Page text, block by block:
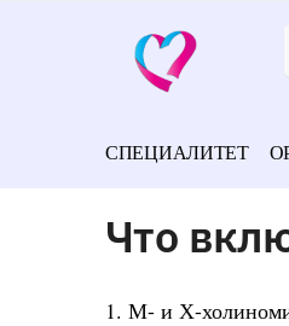
СПЕЦИАЛИТЕТ
Что
1. М- и Х-